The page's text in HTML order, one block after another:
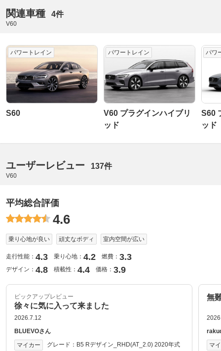
関連車種 4件
V60
パワートレイン
S60
パワートレイン
V60 プラグインハイブリ
ッド
パワ
S60
ッド
ユーザーレビュー 137件
V60
平均総合評価
4.6
乗り心地が良い 頑丈なボディ 室内空間が広い
走行性能： 4.3 乗り心地： 4.2 燃費： 3.3
デザイン： 4.8 積載性： 4.4 価格： 3.9
ピックアップレビュー
徐々に気に入って来ました
2026.7.12
BLUEVOさん
マイカー
グレード： B5 Rデザイン_RHD(AT_2.0) 2020年式
無
マ